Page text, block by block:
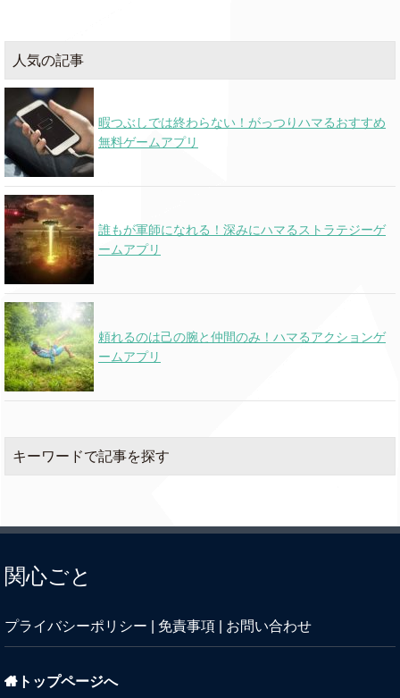
人気の記事
暇つぶしでは終わらない！がっつりハマるおすすめ
無料ゲームアプリ
誰もが軍師になれる！深みにハマるストラテジーゲ
ームアプリ
頼れるのは己の腕と仲間のみ！ハマるアクションゲ
ームアプリ
キーワードで記事を探す
関心ごと
プライバシーポリシー 免責事項 お問い合わせ
トップページへ